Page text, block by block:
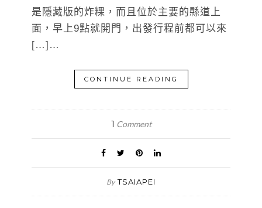
是隱藏版的炸粿，而且位於主要的縣道上
面，早上9點就開門，出發行程前都可以來
[…]…
CONTINUE READING
1 Comment
By TSAIAPEI